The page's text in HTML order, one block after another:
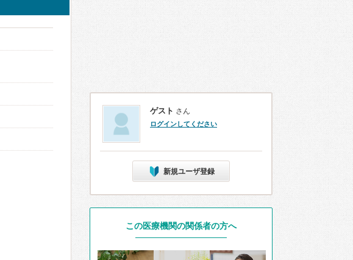
ゲスト さん
ログインしてください
新規ユーザ登録
この医療機関の関係者の方へ